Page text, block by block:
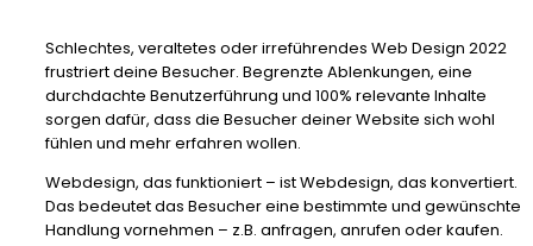
Schlechtes, veraltetes oder irreführendes Web Design 2022
frustriert deine Besucher. Begrenzte Ablenkungen, eine
durchdachte Benutzerführung und 100% relevante Inhalte
sorgen dafür, dass die Besucher deiner Website sich wohl
fühlen und mehr erfahren wollen.
Webdesign, das funktioniert – ist Webdesign, das konvertiert.
Das bedeutet das Besucher eine bestimmte und gewünschte
Handlung vornehmen – z.B. anfragen, anrufen oder kaufen.